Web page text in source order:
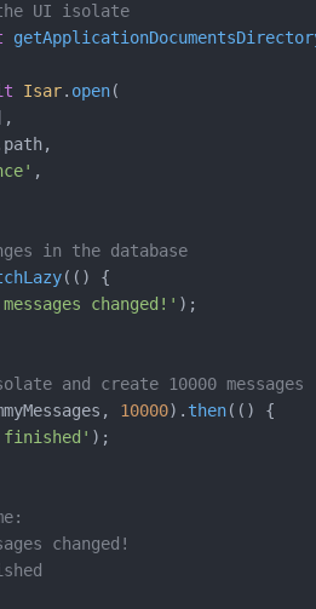
UI isolate
Isar. open(
,
in the database
(() {
changed!' );
and create 10000 messages
10000). then(() {
);
changed!